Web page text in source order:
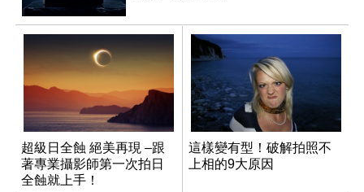
超級日全蝕 絕美再現 –跟
著專業攝影師第一次拍日
全蝕就上手！
這樣變有型！破解拍照不
上相的9大原因